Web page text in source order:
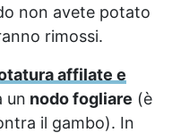
non avete potato
rimossi.
affilate e
un nodo fogliare (è
il gambo). In